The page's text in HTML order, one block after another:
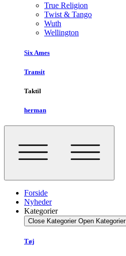
True Religion
Twist & Tango
Wuth
Wellington
Six Ames
Transit
Taktil
herman
Forside
Nyheder
Kategorier
Close Kategorier Open Kategorier
Tøj